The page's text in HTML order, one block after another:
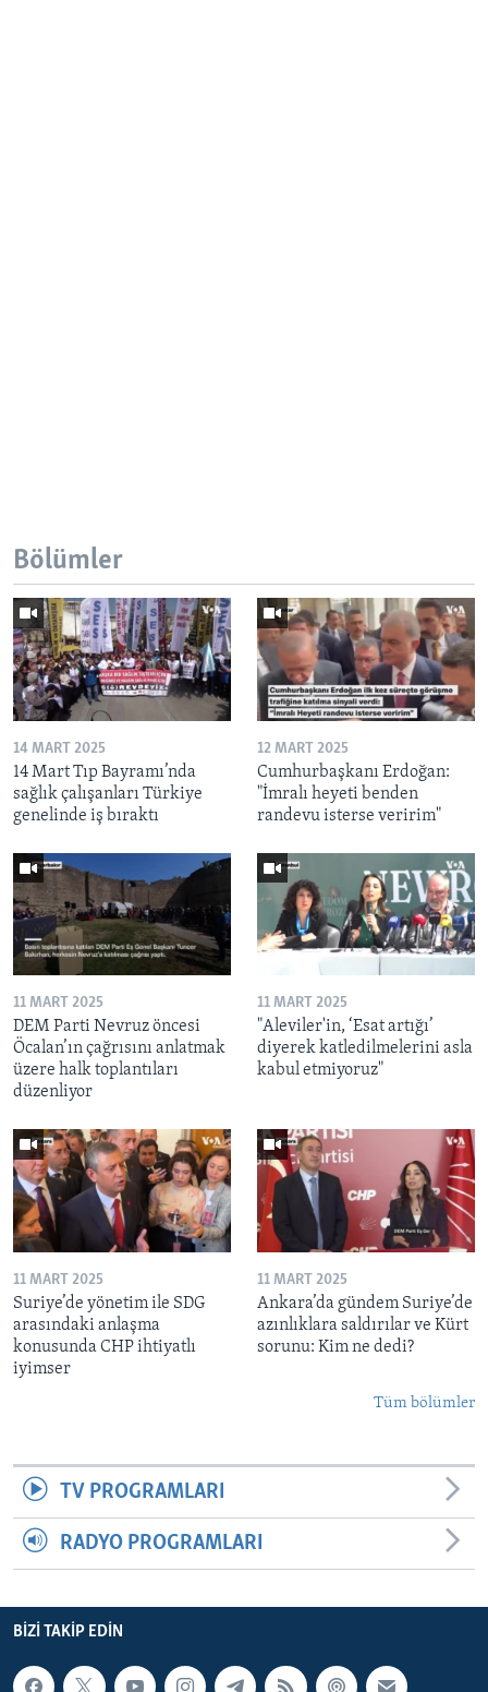
Bölümler
14 MART 2025
14 Mart Tıp Bayramı’nda
sağlık çalışanları Türkiye
genelinde iş bıraktı
12 MART 2025
Cumhurbaşkanı Erdoğan:
"İmralı heyeti benden
randevu isterse veririm"
11 MART 2025
DEM Parti Nevruz öncesi
Öcalan’ın çağrısını anlatmak
üzere halk toplantıları
düzenliyor
11 MART 2025
"Aleviler'in, ‘Esat artığı’
diyerek katledilmelerini asla
kabul etmiyoruz"
11 MART 2025
Suriye’de yönetim ile SDG
arasındaki anlaşma
konusunda CHP ihtiyatlı
iyimser
11 MART 2025
Ankara’da gündem Suriye’de
azınlıklara saldırılar ve Kürt
sorunu: Kim ne dedi?
Tüm bölümler
TV PROGRAMLARI
RADYO PROGRAMLARI
BIZI TAKIP EDIN